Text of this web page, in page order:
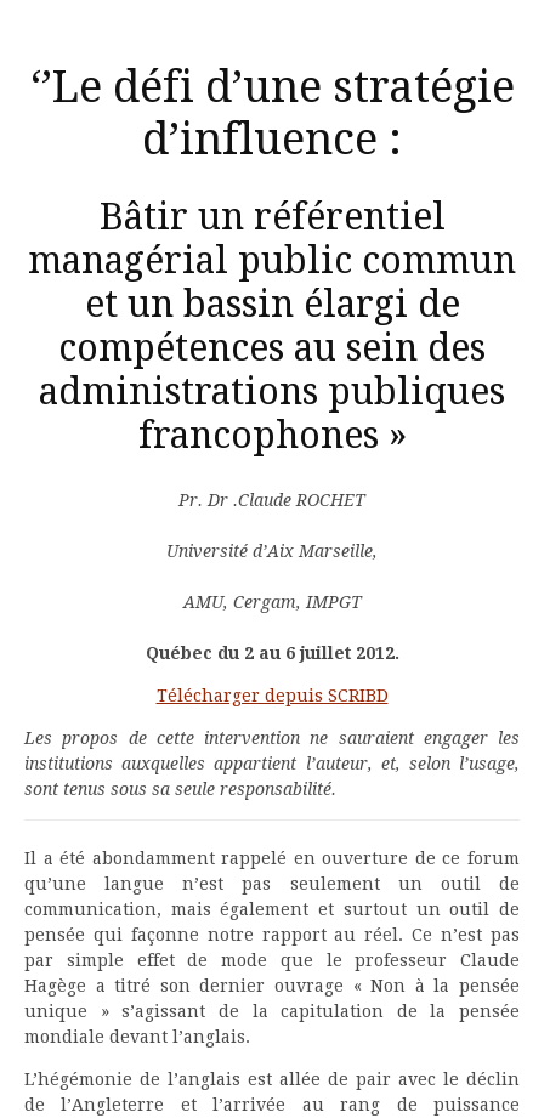
‘’Le défi d’une stratégie
d’influence :
Bâtir un référentiel
managérial public commun
et un bassin élargi de
compétences au sein des
administrations publiques
francophones »
Pr. Dr .Claude ROCHET
Université d’Aix Marseille,
AMU, Cergam, IMPGT
Québec du 2 au 6 juillet 2012.
Télécharger depuis SCRIBD
Les propos de cette intervention ne sauraient engager les
institutions auxquelles appartient l’auteur, et, selon l’usage,
sont tenus sous sa seule responsabilité.
Il a été abondamment rappelé en ouverture de ce forum
qu’une langue n’est pas seulement un outil de
communication, mais également et surtout un outil de
pensée qui façonne notre rapport au réel. Ce n’est pas
par simple effet de mode que le professeur Claude
Hagège a titré son dernier ouvrage « Non à la pensée
unique » s’agissant de la capitulation de la pensée
mondiale devant l’anglais.
L’hégémonie de l’anglais est allée de pair avec le déclin
de l’Angleterre et l’arrivée au rang de puissance